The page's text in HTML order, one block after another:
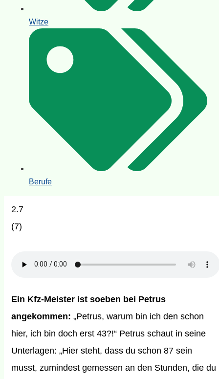
Witze
Berufe
2.7
(7)
Ein Kfz-Meister ist soeben bei Petrus
angekommen: „Petrus, warum bin ich den schon
hier, ich bin doch erst 43?!“ Petrus schaut in seine
Unterlagen: „Hier steht, dass du schon 87 sein
musst, zumindest gemessen an den Stunden, die du